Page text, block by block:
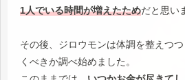
1人でいる時間が増えたためだと思い
その後、ジロウモンは体調を整えつ
くべきか調べ始めました。